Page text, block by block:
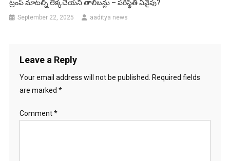
ట్రంప్ మాటల్ని లెక్కచేయని తాలిబన్లు – పరిస్థితి ఏవైపు?
September 22, 2025 aaditya news
Leave a Reply
Your email address will not be published.
Required fields
are marked *
Comment*